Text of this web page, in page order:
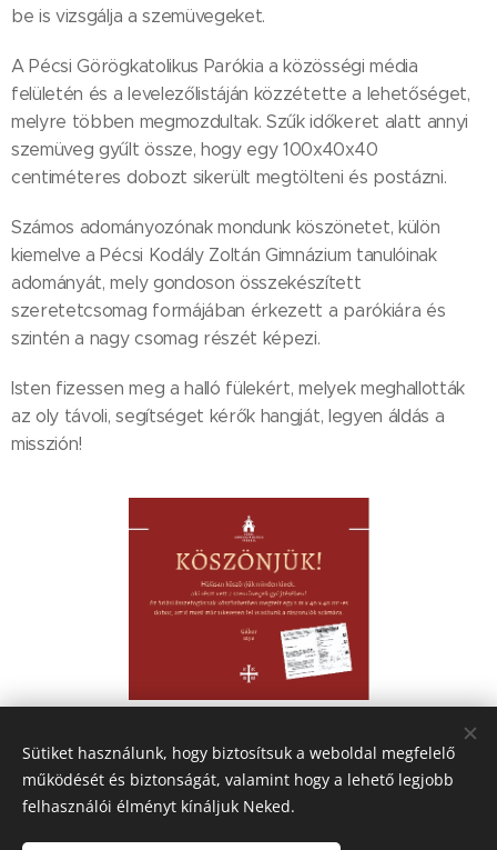
be is vizsgálja a szemüvegeket.
A Pécsi Görögkatolikus Parókia a közösségi média
felületén és a levelezőlistáján közzétette a lehetőséget,
melyre többen megmozdultak. Szűk időkeret alatt annyi
szemüveg gyűlt össze, hogy egy 100x40x40
centiméteres dobozt sikerült megtölteni és postázni.
Számos adományozónak mondunk köszönetet, külön
kiemelve a Pécsi Kodály Zoltán Gimnázium tanulóinak
adományát, mely gondoson összekészített
szeretetcsomag formájában érkezett a parókiára és
szintén a nagy csomag részét képezi.
Isten fizessen meg a halló fülekért, melyek meghallották
az oly távoli, segítséget kérők hangját, legyen áldás a
misszión!
Share
Sütiket használunk, hogy biztosítsuk a weboldal megfelelő
működését és biztonságát, valamint hogy a lehető legjobb
felhasználói élményt kínáljuk Neked.